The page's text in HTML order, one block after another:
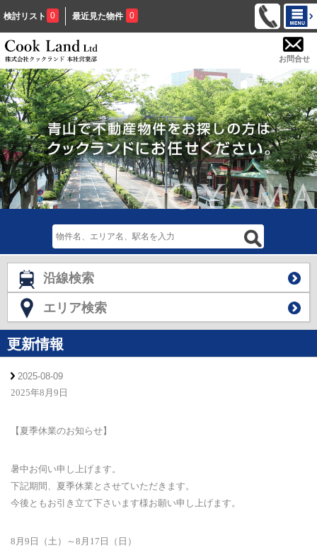
検討リスト 0 最近見た物件 0
お問合せ
沿線検索
エリア検索
更新情報
2025-08-09
2025年8月9日
【夏季休業のお知らせ】
暑中お伺い申し上げます。
下記期間、夏季休業とさせていただきます。
今後ともお引き立て下さいます様お願い申し上げます。
8月9日（土）～8月17日（日）